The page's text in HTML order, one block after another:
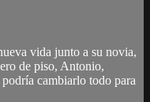
vida junto a su novia,
de piso, Antonio,
cambiarlo todo para